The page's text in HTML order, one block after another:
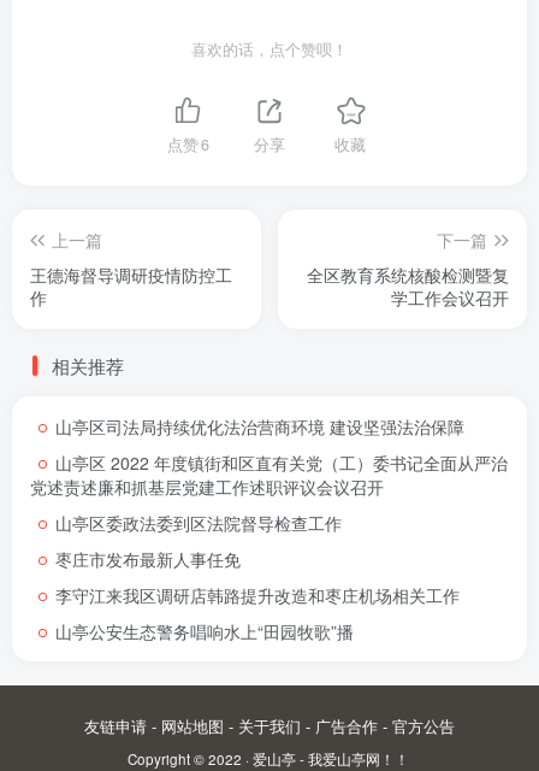
喜欢的话，点个赞呗！
点赞6 分享 收藏
上一篇
王德海督导调研疫情防控工
作
下一篇
全区教育系统核酸检测暨复
学工作会议召开
相关推荐
山亭区司法局持续优化法治营商环境 建设坚强法治保障
山亭区 2022 年度镇街和区直有关党（工）委书记全面从严治
党述责述廉和抓基层党建工作述职评议会议召开
山亭区委政法委到区法院督导检查工作
枣庄市发布最新人事任免
李守江来我区调研店韩路提升改造和枣庄机场相关工作
山亭公安生态警务唱响水上“田园牧歌”播
友链申请 - 网站地图 - 关于我们 - 广告合作 - 官方公告
Copyright © 2022 · 爱山亭 - 我爱山亭网！！